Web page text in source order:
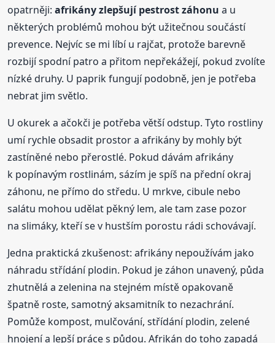
opatrněji:afrikány zlepšují pestrost záhonu a u
některých problémů mohou být užitečnou součástí
prevence. Nejvíc se mi líbí u rajčat, protože barevně
rozbijí spodní patro a přitom nepřekážejí, pokud zvolíte
nízké druhy. U paprik fungují podobně, jen je potřeba
nebrat jim světlo.
U okurek a ačokči je potřeba větší odstup. Tyto rostliny
umí rychle obsadit prostor a afrikány by mohly být
zastíněné nebo přerostlé. Pokud dávám afrikány
k popínavým rostlinám, sázím je spíš na přední okraj
záhonu, ne přímo do středu. U mrkve, cibule nebo
salátu mohou udělat pěkný lem, ale tam zase pozor
na slimáky, kteří se v hustším porostu rádi schovávají.
Jedna praktická zkušenost: afrikány nepoužívám jako
náhradu střídání plodin. Pokud je záhon unavený, půda
zhutnělá a zelenina na stejném místě opakovaně
špatně roste, samotný aksamitník to nezachrání.
Pomůže kompost, mulčování, střídání plodin, zelené
hnojení a lepší práce s půdou. Afrikán do toho zapadá